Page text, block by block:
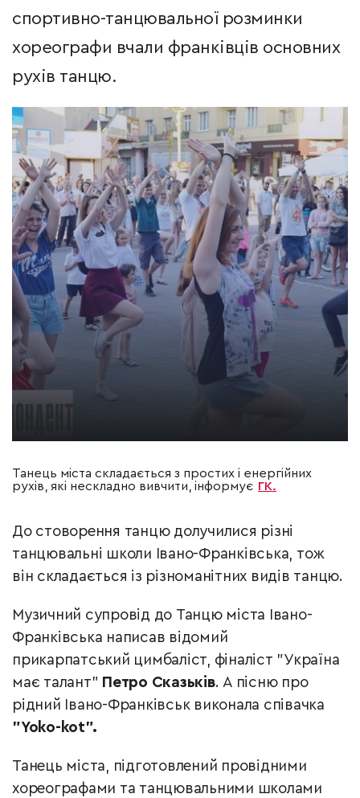
спортивно-танцювальної розминки
хореографи вчали франківців основних
рухів танцю.
Танець міста складається з простих і енергійних
рухів, які нескладно вивчити, інформує ГК.
До стоворення танцю долучилися різні
танцювальні школи Івано-Франківська, тож
він складається із різноманітних видів танцю.
Музичний супровід до Танцю міста Івано-
Франківська написав відомий
прикарпатський цимбаліст, фіналіст "Україна
має талант" Петро Сказьків. А пісню про
рідний Івано-Франківськ виконала співачка
"Yoko-kot".
Танець міста, підготовлений провідними
хореографами та танцювальними школами